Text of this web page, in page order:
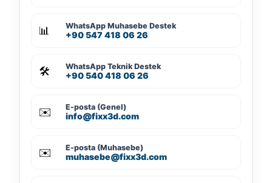
📊 WhatsApp Muhasebe Destek
+90 547 418 06 26
🛠️ WhatsApp Teknik Destek
+90 540 418 06 26
✉️ E-posta (Genel)
info@fixx3d.com
✉️ E-posta (Muhasebe)
muhasebe@fixx3d.com